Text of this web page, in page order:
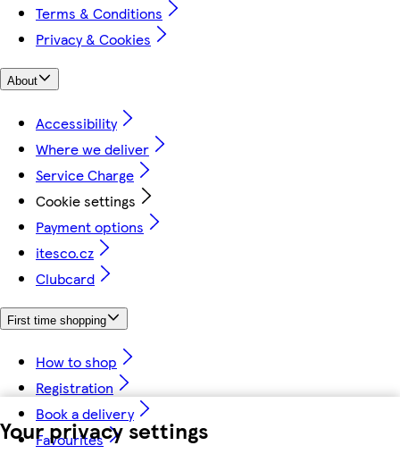
Your privacy settings
Terms & Conditions
Privacy & Cookies
About
Accessibility
Where we deliver
Service Charge
Cookie settings
Payment options
itesco.cz
Clubcard
First time shopping
How to shop
Registration
Book a delivery
Favourites